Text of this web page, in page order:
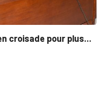
RÉGIONALE
concertée et durable du